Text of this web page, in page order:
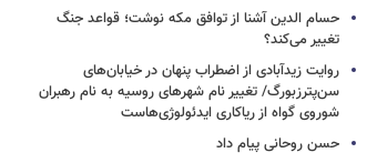
حسام الدین آشنا از توافق مکه نوشت؛ قواعد جنگ
تغییر می‌کند؟
روایت زیدآبادی از اضطراب پنهان در خیابان‌های
سن‌پترزبورگ/ تغییر نام شهرهای روسیه به نام رهبران
شوروی گواه از ریاکاری ایدئولوژی‌هاست
حسن روحانی پیام داد